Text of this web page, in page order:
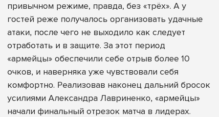
привычном режиме, правда, без «трёх». А у
гостей реже получалось организовать удачные
атаки, после чего не выходило как следует
отработать и в защите. За этот период
«армейцы» обеспечили себе отрыв более 10
очков, и наверняка уже чувствовали себя
комфортно. Реализовав наконец дальний бросок
усилиями Александра Лавриненко, «армейцы»
начали финальный отрезок матча в лидерах.